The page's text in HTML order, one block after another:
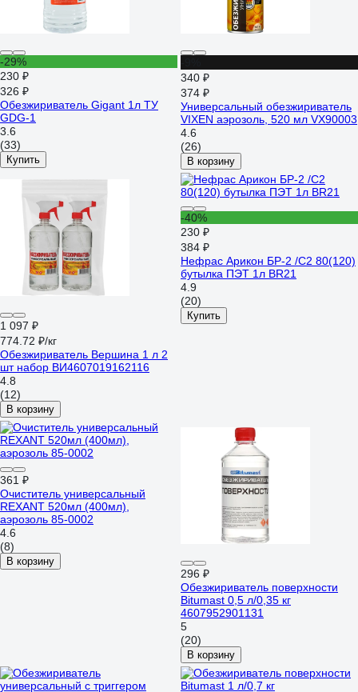
-29%
230 ₽
326 ₽
Обезжириватель Gigant 1л ТУ
GDG-1
3.6
(33)
Купить
340 ₽
374 ₽
Универсальный обезжириватель
VIXEN аэрозоль, 520 мл VX90003
4.6
(26)
В корзину
1 097 ₽
774.72 ₽/кг
Обезжириватель Вершина 1 л 2
шт набор ВИ4607019162116
4.8
(12)
В корзину
-40%
230 ₽
384 ₽
Нефрас Арикон БР-2 /С2 80(120)
бутылка ПЭТ 1л BR21
4.9
(20)
Купить
361 ₽
Очиститель универсальный
REXANT 520мл (400мл),
аэрозоль 85-0002
4.6
(8)
В корзину
296 ₽
Обезжириватель поверхности
Bitumast 0,5 л/0,35 кг
4607952901131
5
(20)
В корзину